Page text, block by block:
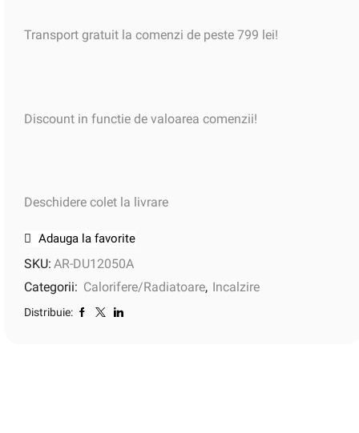
Transport gratuit la comenzi de peste 799 lei!
Discount in functie de valoarea comenzii!
Deschidere colet la livrare
Adauga la favorite
SKU: AR-DU12050A
Categorii: Calorifere/Radiatoare, Incalzire
Distribuie: